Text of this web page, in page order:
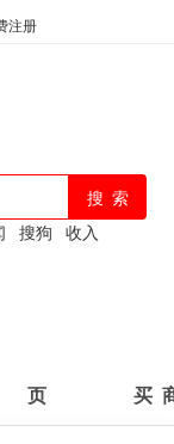
注册
搜狗 收入
页 买